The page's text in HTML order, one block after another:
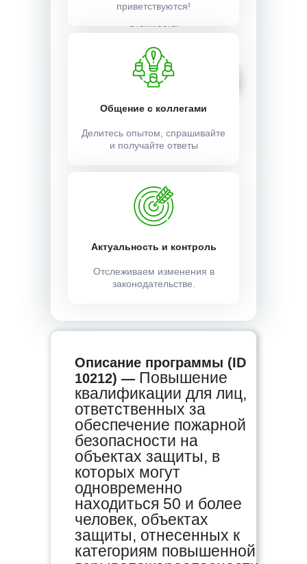
Записаться
приветствуются!
Общение с коллегами
Делитесь опытом, спрашивайте
и получайте ответы
Актуальность и контроль
Отслеживаем изменения в
законодательстве.
Описание программы (ID
10212) — Повышение
квалификации для лиц,
ответственных за
обеспечение пожарной
безопасности на
объектах защиты, в
которых могут
одновременно
находиться 50 и более
человек, объектах
защиты, отнесенных к
категориям повышенной